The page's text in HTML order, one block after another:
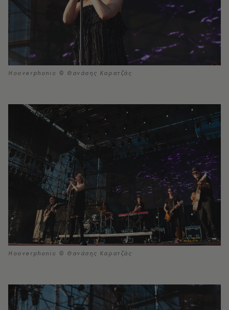
Hooverphonic © Θανάσης Καρατζάς
Hooverphonic © Θανάσης Καρατζάς